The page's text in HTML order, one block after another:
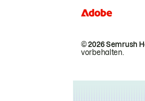
© 2026 Semrush
vorbehalten.